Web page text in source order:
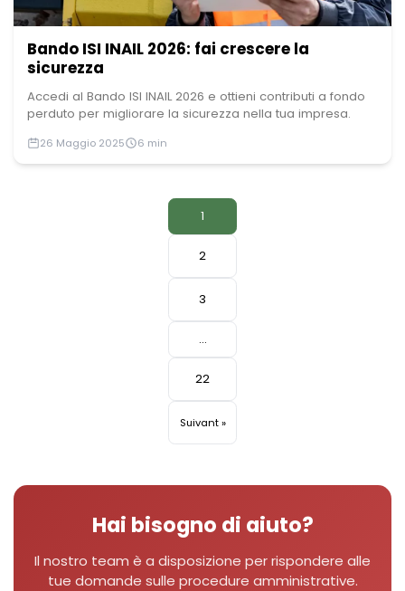
Bando ISI INAIL 2026: fai crescere la
sicurezza
Accedi al Bando ISI INAIL 2026 e ottieni contributi a fondo
perduto per migliorare la sicurezza nella tua impresa.
26 Maggio 2025 6 min
Paginazione
degli
articoli
1
2
3
…
22
Suivant »
Hai bisogno di aiuto?
Il nostro team è a disposizione per rispondere alle
tue domande sulle procedure amministrative.